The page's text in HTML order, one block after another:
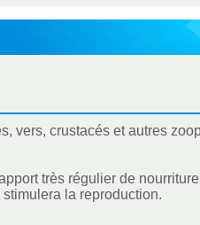
vers, crustacés et autres
très régulier de
la reproduction.